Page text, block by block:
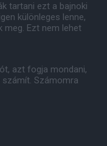
tartani ezt a bajnoki
különleges lenne,
meg. Ezt nem lehet
azt fogja mondani,
Számomra